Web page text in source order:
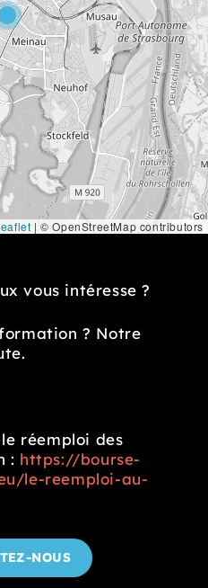
| © OpenStreetMap contributors
vous intéresse ?
? Notre
réemploi des
: https://bourse-
le-reemploi-au-
NOUS